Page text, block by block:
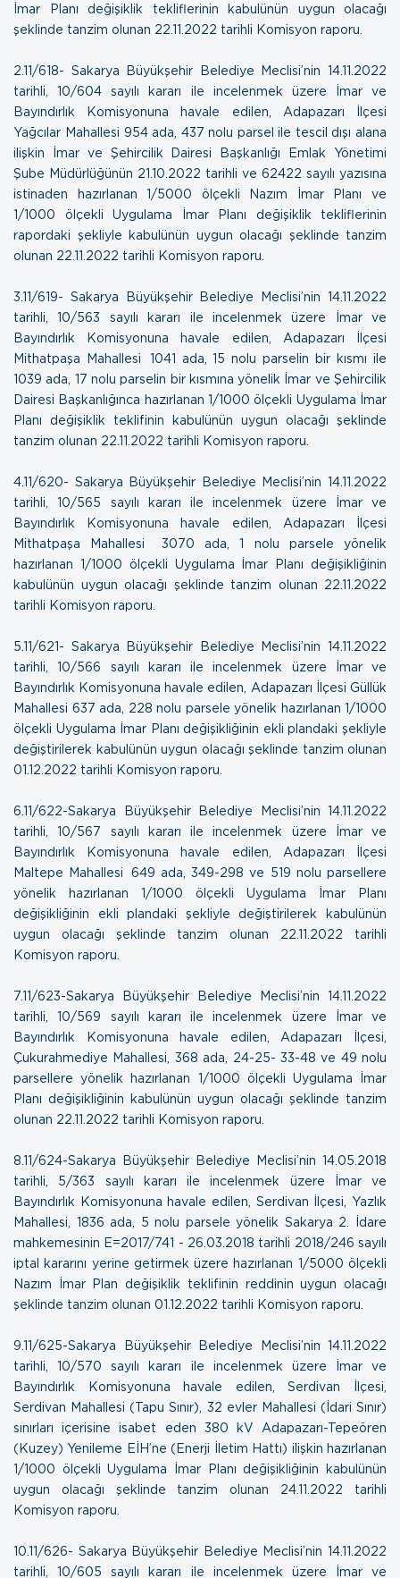
İmar Planı değişiklik tekliflerinin kabulünün uygun olacağı
şeklinde tanzim olunan 22.11.2022 tarihli Komisyon raporu
2.11/618- Sakarya Büyükşehir Belediye Meclisi’nin 14.11.2022
tarihli, 10/604 sayılı kararı ile incelenmek üzere İmar ve
Bayındırlık Komisyonuna havale edilen, Adapazarı İlçesi
Yağcılar Mahallesi 954 ada, 437 nolu parsel ile tescil dışı alana
ilişkin İmar ve Şehircilik Dairesi Başkanlığı Emlak Yönetimi
Şube Müdürlüğünün 21.10.2022 tarihli ve 62422 sayılı yazısına
istinaden hazırlanan 1/5000 ölçekli Nazım İmar Planı ve
1/1000 ölçekli Uygulama İmar Planı değişiklik tekliflerinin
rapordaki şekliyle kabulünün uygun olacağı şeklinde tanzim
olunan 22.11.2022 tarihli Komisyon raporu.
3.11/619- Sakarya Büyükşehir Belediye Meclisi’nin 14.11.2022
tarihli, 10/563 sayılı kararı ile incelenmek üzere İmar ve
Bayındırlık Komisyonuna havale edilen, Adapazarı İlçesi
Mithatpaşa Mahallesi 1041 ada, 15 nolu parselin bir kısmı ile
1039 ada, 17 nolu parselin bir kısmına yönelik İmar ve Şehircilik
Dairesi Başkanlığınca hazırlanan 1/1000 ölçekli Uygulama İmar
Planı değişiklik teklifinin kabulünün uygun olacağı şeklinde
tanzim olunan 22.11.2022 tarihli Komisyon raporu.
4.11/620- Sakarya Büyükşehir Belediye Meclisi’nin 14.11.2022
tarihli, 10/565 sayılı kararı ile incelenmek üzere İmar ve
Bayındırlık Komisyonuna havale edilen, Adapazarı İlçesi
Mithatpaşa Mahallesi 3070 ada, 1 nolu parsele yönelik
hazırlanan 1/1000 ölçekli Uygulama İmar Planı değişikliğinin
kabulünün uygun olacağı şeklinde tanzim olunan 22.11.2022
tarihli Komisyon raporu.
5.11/621- Sakarya Büyükşehir Belediye Meclisi’nin 14.11.2022
tarihli, 10/566 sayılı kararı ile incelenmek üzere İmar ve
Bayındırlık Komisyonuna havale edilen, Adapazarı İlçesi Güllük
Mahallesi 637 ada, 228 nolu parsele yönelik hazırlanan 1/1000
ölçekli Uygulama İmar Planı değişikliğinin ekli plandaki şekliyle
değiştirilerek kabulünün uygun olacağı şeklinde tanzim olunan
01.12.2022 tarihli Komisyon raporu.
6.11/622-Sakarya Büyükşehir Belediye Meclisi’nin 14.11.2022
tarihli, 10/567 sayılı kararı ile incelenmek üzere İmar ve
Bayındırlık Komisyonuna havale edilen, Adapazarı İlçesi
Maltepe Mahallesi 649 ada, 349-298 ve 519 nolu parsellere
yönelik hazırlanan 1/1000 ölçekli Uygulama İmar Planı
değişikliğinin ekli plandaki şekliyle değiştirilerek kabulünün
uygun olacağı şeklinde tanzim olunan 22.11.2022 tarihli
Komisyon raporu.
7.11/623-Sakarya Büyükşehir Belediye Meclisi’nin 14.11.2022
tarihli, 10/569 sayılı kararı ile incelenmek üzere İmar ve
Bayındırlık Komisyonuna havale edilen, Adapazarı İlçesi,
Çukurahmediye Mahallesi, 368 ada, 24-25- 33-48 ve 49 nolu
parsellere yönelik hazırlanan 1/1000 ölçekli Uygulama İmar
Planı değişikliğinin kabulünün uygun olacağı şeklinde tanzim
olunan 22.11.2022 tarihli Komisyon raporu.
8.11/624-Sakarya Büyükşehir Belediye Meclisi’nin 14.05.2018
tarihli, 5/363 sayılı kararı ile incelenmek üzere İmar ve
Bayındırlık Komisyonuna havale edilen, Serdivan İlçesi, Yazlık
Mahallesi, 1836 ada, 5 nolu parsele yönelik Sakarya 2. İdare
mahkemesinin E=2017/741 - 26.03.2018 tarihli 2018/246 sayılı
iptal kararını yerine getirmek üzere hazırlanan 1/5000 ölçekli
Nazım İmar Plan değişiklik teklifinin reddinin uygun olacağı
şeklinde tanzim olunan 01.12.2022 tarihli Komisyon raporu.
9.11/625-Sakarya Büyükşehir Belediye Meclisi’nin 14.11.2022
tarihli, 10/570 sayılı kararı ile incelenmek üzere İmar ve
Bayındırlık Komisyonuna havale edilen, Serdivan İlçesi,
Serdivan Mahallesi (Tapu Sınır), 32 evler Mahallesi (İdari Sınır)
sınırları içerisine isabet eden 380 kV Adapazarı-Tepeören
(Kuzey) Yenileme EİH’ne (Enerji İletim Hattı) ilişkin hazırlanan
1/1000 ölçekli Uygulama İmar Planı değişikliğinin kabulünün
uygun olacağı şeklinde tanzim olunan 24.11.2022 tarihli
Komisyon raporu.
10.11/626- Sakarya Büyükşehir Belediye Meclisi’nin 14.11.2022
tarihli, 10/605 sayılı kararı ile incelenmek üzere İmar ve